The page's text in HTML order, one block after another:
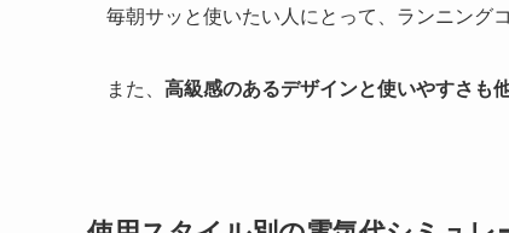
毎朝サッと使いたい人にとって、ランニング
また、 高級感のあるデザインと使いやすさも